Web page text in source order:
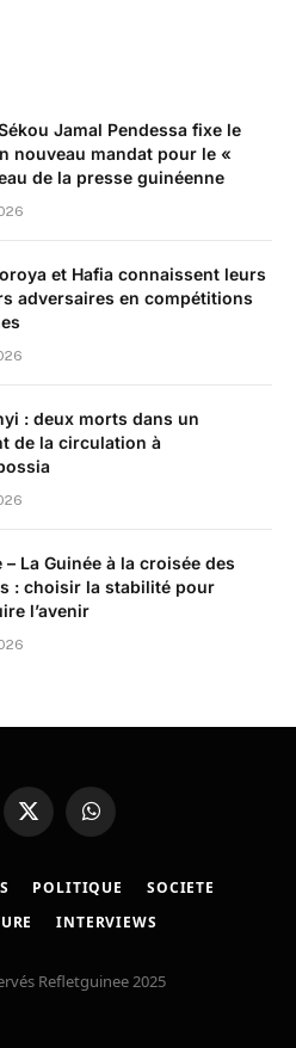
Jamal Pendessa fixe le
nouveau mandat pour le «
de la presse guinéenne
et Hafia connaissent leurs
adversaires en compétitions
: deux morts dans un
de la circulation à
– La Guinée à la croisée des
: choisir la stabilité pour
l’avenir
X
(Twitter)
WhatsApp
POLITIQUE
SOCIETE
INTERVIEWS
Refletguinee 2025